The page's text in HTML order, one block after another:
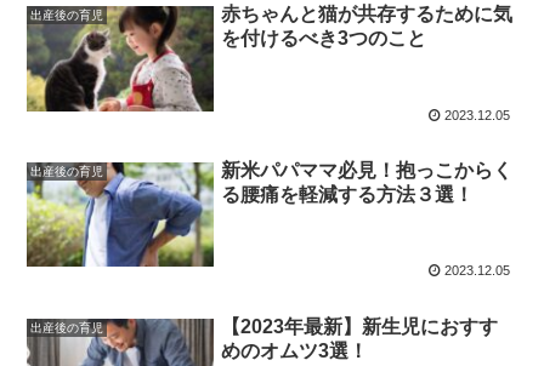
出産後の育児
赤ちゃんと猫が共存するために気
を付けるべき3つのこと
2023.12.05
出産後の育児
新米パパママ必見！抱っこからく
る腰痛を軽減する方法３選！
2023.12.05
出産後の育児
【2023年最新】新生児におすす
めのオムツ3選！